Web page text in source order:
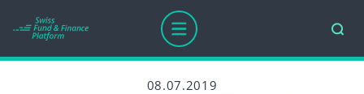
08.07.2019